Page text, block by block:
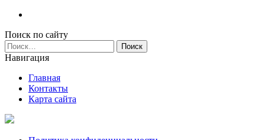
Поиск по сайту
Найти:
Навигация
Главная
Контакты
Карта сайта